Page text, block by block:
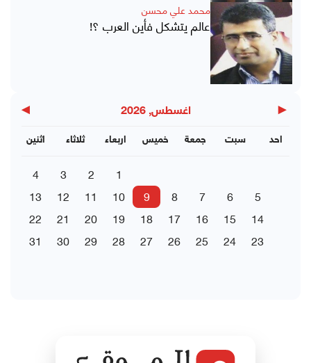
محمد علي محسن
عالم يتشكل فأين العرب ؟!
◀ اغسطس, 2026 ▶
اثنين ثلاثاء اربعاء خميس جمعة سبت احد
1
2
3
4
5
6
7
8
9
10
11
12
13
14
15
16
17
18
19
20
21
22
23
24
25
26
27
28
29
30
31